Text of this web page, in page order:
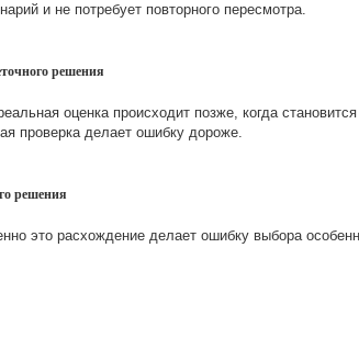
и не потребует повторного пересмотра.
решения
оценка происходит позже, когда становится
проверка делает ошибку дороже.
решения
это расхождение делает ошибку выбора